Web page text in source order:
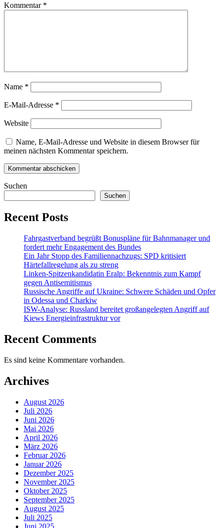
Kommentar *
Name *
E-Mail-Adresse *
Website
Name, E-Mail-Adresse und Website in diesem Browser für
meinen nächsten Kommentar speichern.
Suchen
Suchen
Recent Posts
Fahrgastverband begrüßt Bonuspläne für Bahnmanager und
fordert mehr Engagement des Bundes
Ein Jahr Stopp des Familiennachzugs: SPD kritisiert
Härtefallregelung als zu streng
Linken-Spitzenkandidatin Eralp: Bekenntnis zum Kampf
gegen Antisemitismus
Russische Angriffe auf Ukraine: Schwere Schäden und Opfer
in Odessa und Charkiw
ISW-Analyse: Russland bereitet großangelegten Angriff auf
Kiews Energieinfrastruktur vor
Recent Comments
Es sind keine Kommentare vorhanden.
Archives
August 2026
Juli 2026
Juni 2026
Mai 2026
April 2026
März 2026
Februar 2026
Januar 2026
Dezember 2025
November 2025
Oktober 2025
September 2025
August 2025
Juli 2025
Juni 2025